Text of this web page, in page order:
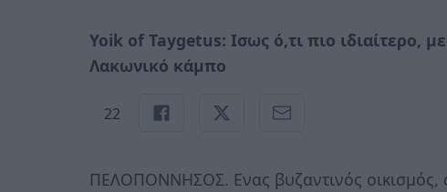
Yoik of Taygetus: Ισως ό,τι πιο ιδιαίτερο,
Λακωνικό κάμπο
22
ΠΕΛΟΠΟΝΝΗΣΟΣ. Ενας βυζαντινός οικισμός,